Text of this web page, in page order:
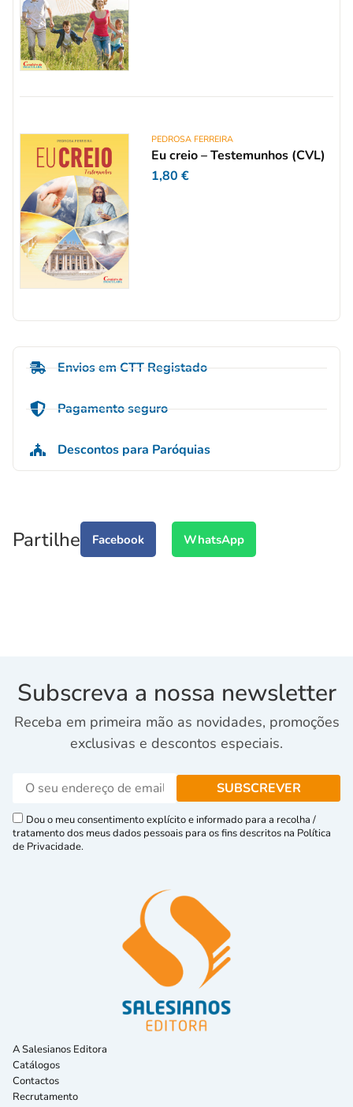
PEDROSA FERREIRA
Eu creio – Testemunhos (CVL)
1,80€
Envios em CTT Registado
Pagamento seguro
Descontos para Paróquias
Partilhe Facebook WhatsApp
Subscreva a nossa newsletter
Receba em primeira mão as novidades, promoções
exclusivas e descontos especiais.
Dou o meu consentimento explícito e informado para a recolha /
tratamento dos meus dados pessoais para os fins descritos na Política
de Privacidade.
A Salesianos Editora
Catálogos
Contactos
Recrutamento